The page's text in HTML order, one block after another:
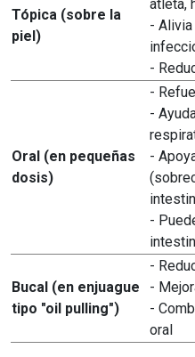
Tópica (sobre la
piel)
atleta,
-
-
Oral (en pequeñas
dosis)
-
-
-
-
Bucal (en enjuague
tipo "oil pulling")
-
-
-
oral